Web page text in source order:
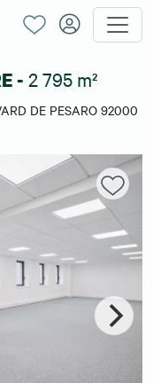
- 2 795 m²
DE PESARO 92000